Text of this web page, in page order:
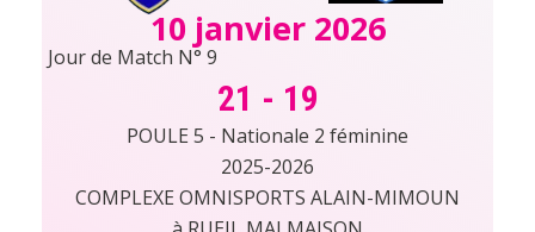
10 janvier 2026
Jour de Match N° 9
21 - 19
POULE 5 - Nationale 2 féminine
2025-2026
COMPLEXE OMNISPORTS ALAIN-MIMOUN